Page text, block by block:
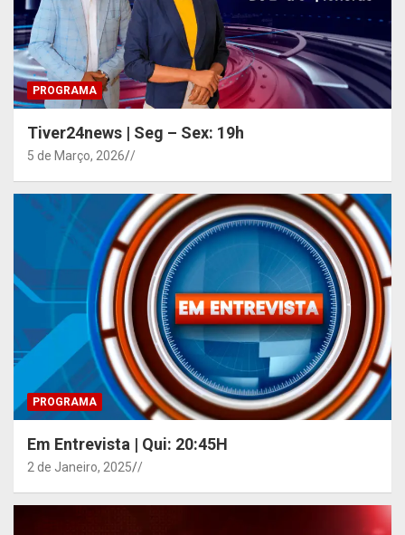
PROGRAMA
Tiver24news | Seg – Sex: 19h
5 de Março, 2026 /
PROGRAMA
Em Entrevista | Qui: 20:45H
2 de Janeiro, 2025 /